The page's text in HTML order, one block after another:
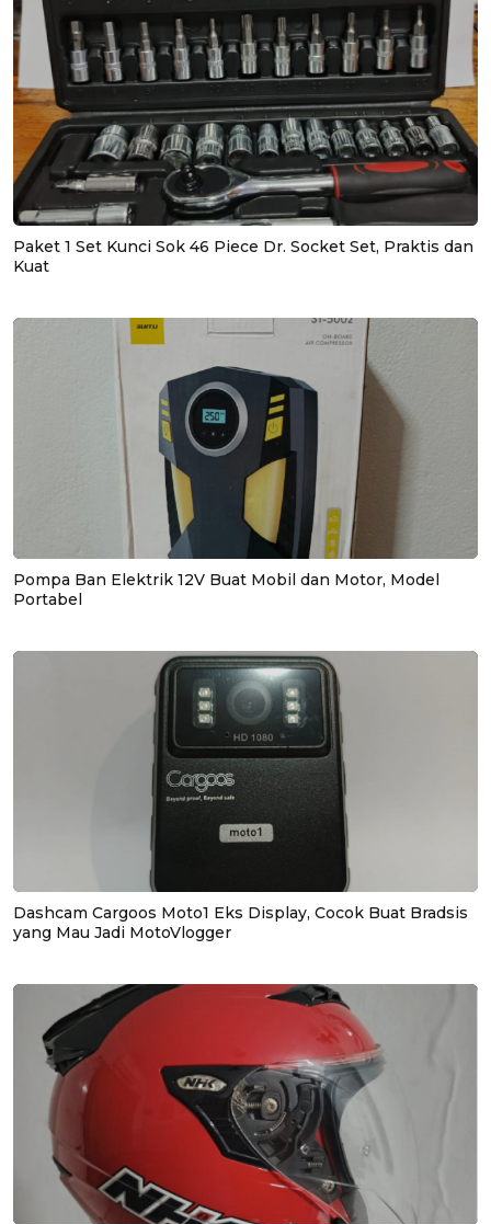
Paket 1 Set Kunci Sok 46 Piece Dr. Socket Set, Praktis dan
Kuat
Pompa Ban Elektrik 12V Buat Mobil dan Motor, Model
Portabel
Dashcam Cargoos Moto1 Eks Display, Cocok Buat Bradsis
yang Mau Jadi MotoVlogger